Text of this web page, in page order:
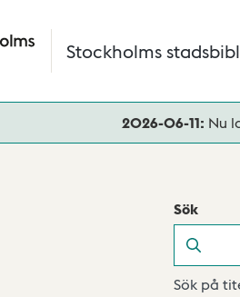
Stockholms
2026-06-11: Nu
Sök
Sök på